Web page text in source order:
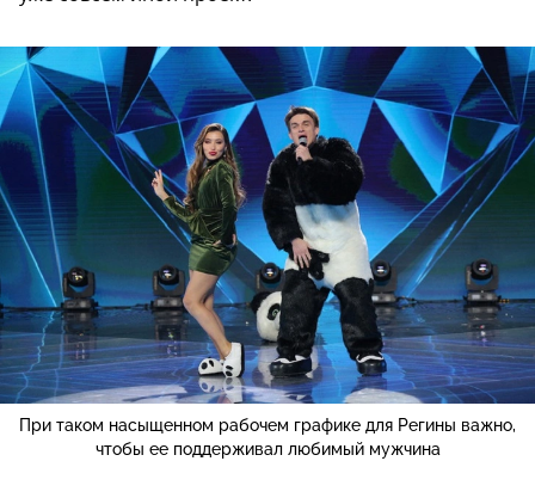
При таком насыщенном рабочем графике для Регины важно,
чтобы ее поддерживал любимый мужчина